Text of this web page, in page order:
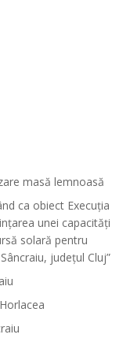
masă lemnoasă
ca obiect Execuția
unei capacități
solară pentru
județul Cluj”